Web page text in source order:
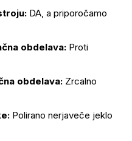
DA, a priporočamo
obdelava: Proti
obdelava: Zrcalno
Polirano nerjaveče jeklo